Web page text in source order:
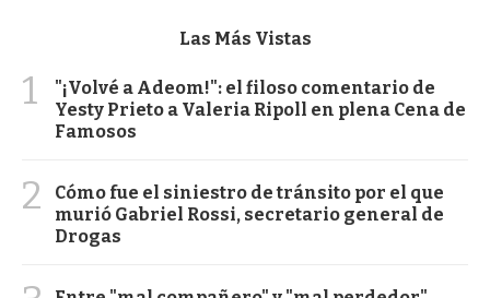
Las Más Vistas
1
"¡Volvé a Adeom!": el filoso comentario de
Yesty Prieto a Valeria Ripoll en plena Cena de
Famosos
2
Cómo fue el siniestro de tránsito por el que
murió Gabriel Rossi, secretario general de
Drogas